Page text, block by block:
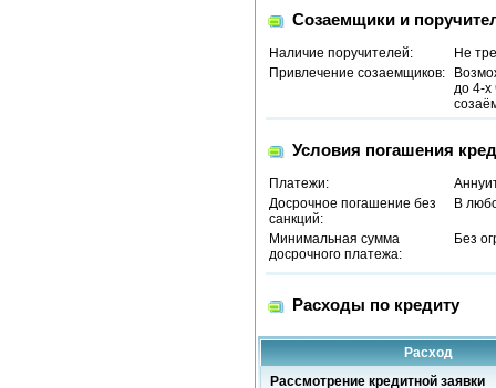
Созаемщики и
Наличие поручителей:
Не
Привлечение созаемщиков:
до 4-х
Условия погашения
Платежи:
Досрочное погашение без
санкций:
В
Минимальная сумма
досрочного платежа:
Без
Расходы по кредиту
Расход
Рассмотрение кредитной заявки